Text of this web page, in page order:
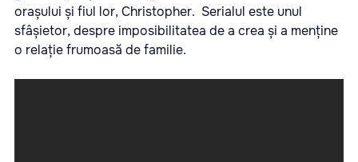
orașului și fiul lor, Christopher. Serialul este unul
sfâșietor, despre imposibilitatea de a crea și a menține
o relație frumoasă de familie.